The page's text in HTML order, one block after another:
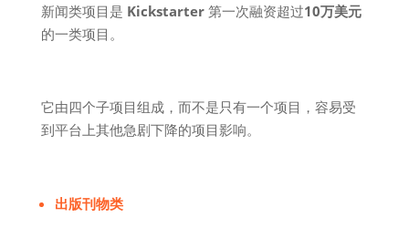
新闻类项目是 Kickstarter第一次融资超过10万美元
的一类项目。
它由四个子项目组成，而不是只有一个项目，容易受
到平台上其他急剧下降的项目影响。
出版刊物类